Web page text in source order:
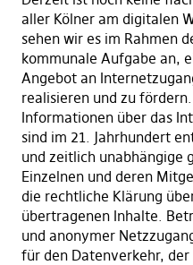
aller Kölner am digitalen
sehen wir es im Rahmen
kommunale Aufgabe an,
Angebot an
realisieren und zu
Informationen über das
sind im 21. Jahrhundert
und zeitlich unabhängige
Einzelnen und deren
die rechtliche Klärung
übertragenen Inhalte.
und anonymer
für den Datenverkehr,